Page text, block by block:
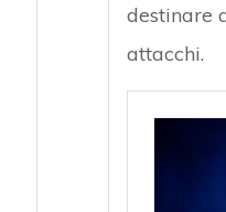
destinare
attacchi.